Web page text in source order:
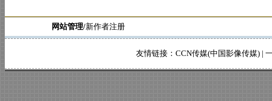
网站管理/新作者注册
友情链接： CCN传媒(中国影像传媒) |